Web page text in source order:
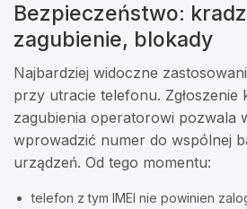
Bezpieczeństwo:
zagubienie, blokady
Najbardziej widoczne
przy utracie telefonu. Zgłoszenie
zagubienia operatorowi pozwala
wprowadzić numer do wspólnej
urządzeń. Od tego momentu:
telefon z tym IMEI nie powinien